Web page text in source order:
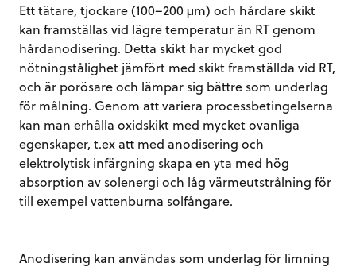
Ett tätare, tjockare (100–200 µm) och hårdare skikt
kan framställas vid lägre temperatur än RT genom
hårdanodisering. Detta skikt har mycket god
nötningstålighet jämfört med skikt framställda vid RT,
och är porösare och lämpar sig bättre som underlag
för målning. Genom att variera processbetingelserna
kan man erhålla oxidskikt med mycket ovanliga
egenskaper, t.ex att med anodisering och
elektrolytisk infärgning skapa en yta med hög
absorption av solenergi och låg värmeutstrålning för
till exempel vattenburna solfångare.
Anodisering kan användas som underlag för limning